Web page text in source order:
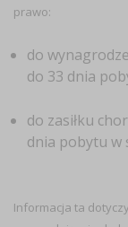
prawo:
do
do 33 dnia
do zasiłku
dnia pobytu w
Informacja ta